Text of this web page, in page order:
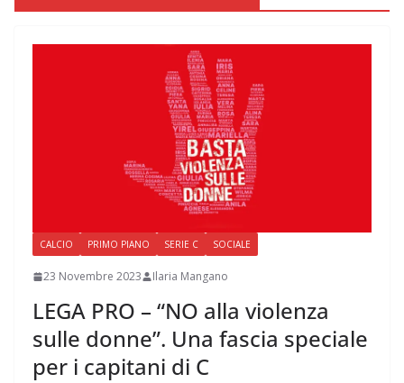
CALCIO PRIMO PIANO SERIE C SOCIALE
23 Novembre 2023 Ilaria Mangano
LEGA PRO – “NO alla violenza
sulle donne”. Una fascia speciale
per i capitani di C